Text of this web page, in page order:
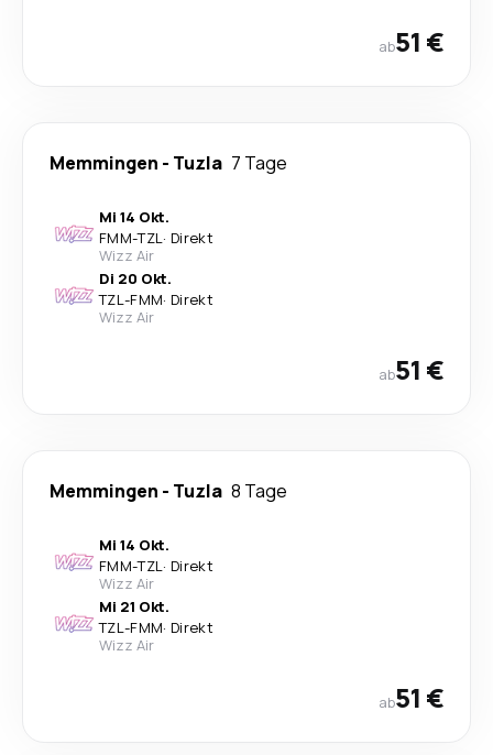
ab51 €
Memmingen - Tuzla 7 Tage
Mi 14 Okt.
FMM-TZL· Direkt
Wizz Air
Di 20 Okt.
TZL-FMM· Direkt
Wizz Air
ab51 €
Memmingen - Tuzla 8 Tage
Mi 14 Okt.
FMM-TZL· Direkt
Wizz Air
Mi 21 Okt.
TZL-FMM· Direkt
Wizz Air
ab51 €